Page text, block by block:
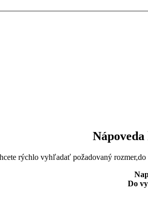
rýchlo vyhľadať požadovaný
Do